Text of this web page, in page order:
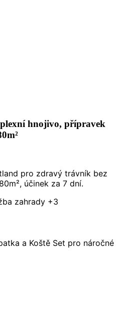
hnojivo, přípravek
pro zdravý trávník bez
účinek za 7 dní.
zahrady +3
a Koště Set pro náročné